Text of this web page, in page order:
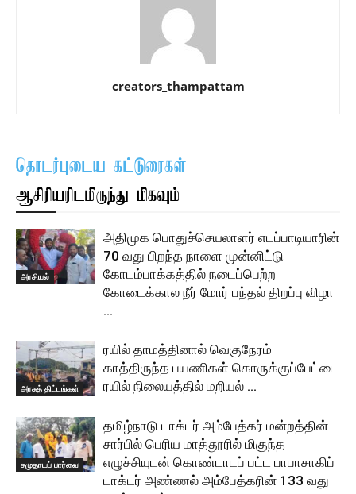
creators_thampattam
தொடர்புடைய கட்டுரைகள்
ஆசிரியரிடமிருந்து மிகவும்
அரசியல்
அதிமுக பொதுச்செயலாளர் எடப்பாடியாரின்
70 வது பிறந்த நாளை முன்னிட்டு
கோடம்பாக்கத்தில் நடைப்பெற்ற
கோடைக்கால நீர் மோர் பந்தல் திறப்பு விழா
…
அரசுத் திட்டங்கள்
ரயில் தாமத்தினால் வெகுநேரம்
காத்திருந்த பயணிகள் கொருக்குப்பேட்டை
ரயில் நிலையத்தில் மறியல் …
சமுதாயப் பார்வை
தமிழ்நாடு டாக்டர் அம்பேத்கர் மன்றத்தின்
சார்பில் பெரிய மாத்தூரில் மிகுந்த
எழுச்சியுடன் கொண்டாடப் பட்ட பாபாசாகிப்
டாக்டர் அண்ணல் அம்பேத்கரின் 133 வது